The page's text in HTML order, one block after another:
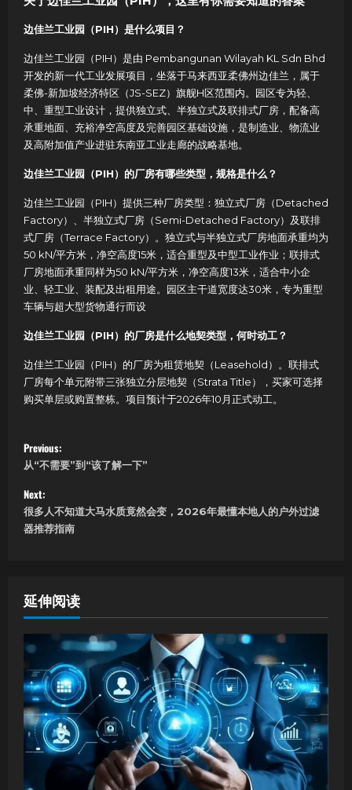
边佳兰工业园（PIH）是什么项目？
边佳兰工业园（PIH）是由 Pembangunan Wilayah KL Sdn Bhd
开发的新一代工业发展项目，坐落于马来西亚柔佛州边佳兰，属于
柔佛-新加坡经济特区（JS-SEZ）旗舰H区范围内。园区专为轻、
中、重型工业设计，提供独立式、半独立式及联排式厂房，配备高
承重地面、充裕净空高度及完善园区基础设施，是制造业、物流业
及高附加值产业进驻东南亚工业走廊的战略基地。
边佳兰工业园（PIH）的厂房有哪些类型，规格是什么？
边佳兰工业园（PIH）提供三种厂房类型：独立式厂房（Detached
Factory）、半独立式厂房（Semi-Detached Factory）及联排
式厂房（Terrace Factory）。独立式与半独立式厂房地面承重均为
50 kN/平方米，净空高度15米，适合重型及中型工业作业；联排式
厂房地面承重同样为50 kN/平方米，净空高度13米，适合中小企
业、轻工业、装配及出租用途。园区主干道宽度达30米，专为重型
车辆与超大型货物通行而设
边佳兰工业园（PIH）的厂房是什么地契类型，何时动工？
边佳兰工业园（PIH）的厂房为租赁地契（Leasehold）。联排式
厂房每个单元附带三张独立分层地契（Strata Title），买家可选择
购买单层或购置整栋。项目预计于2026年10月正式动工。
P
o
s
t
a
v
i
g
a
Previous:
从“不需要”到“该了解一下”
Next:
很多人不知道大马水质竟然会变，2026年最懂本地人的户外过滤
器推荐指南
延伸阅读